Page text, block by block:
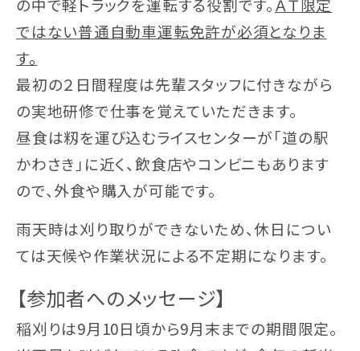
の中で軽トラックを運転する役割です。ＡＴ限定
ではない普通自動車運転免許が必須となりま
す。
最初の２日間程度は先輩スタッフに付きながら
の実地研修で仕事を覚えていただきます。
昼食は籾を運び込むライスセンターが「道の駅
かわさき」に近く、飲食店やコンビニもあります
ので、外食や購入が可能です。
雨天時は刈り取りができないため、休日につい
ては天候や作業状況による不定期になります。
【参加者へのメッセージ】
稲刈りは9月10日頃から9月末までの期間限定。